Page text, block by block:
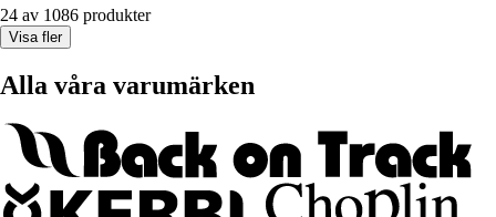
24 av 1086 produkter
Visa fler
Alla våra varumärken